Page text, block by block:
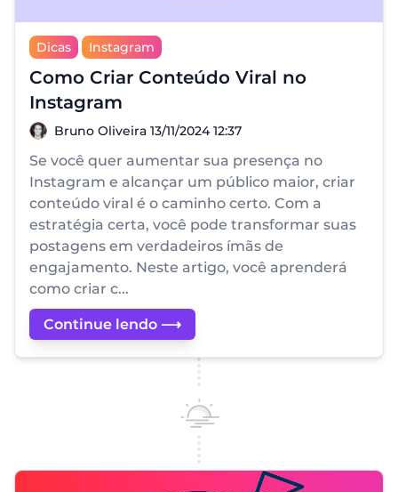
Dicas Instagram
Como Criar Conteúdo Viral no
Instagram
Bruno Oliveira
Bruno Oliveira 13/11/2024 12:37
Se você quer aumentar sua presença no
Instagram e alcançar um público maior, criar
conteúdo viral é o caminho certo. Com a
estratégia certa, você pode transformar suas
postagens em verdadeiros ímãs de
engajamento. Neste artigo, você aprenderá
como criar c...
Continue lendo ⟶